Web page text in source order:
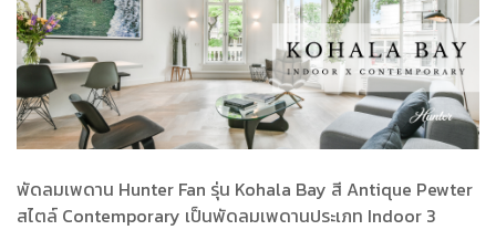
พัดลมเพดาน Hunter Fan รุ่น Kohala Bay สี Antique Pewter
สไตล์ Contemporary เป็นพัดลมเพดานประเภท Indoor 3